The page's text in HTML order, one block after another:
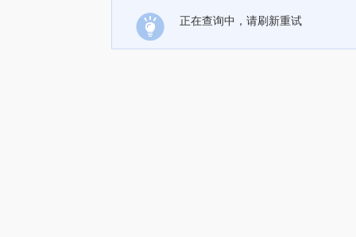
正在查询中，请刷新重试